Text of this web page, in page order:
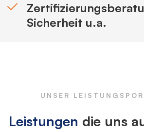
Sicherheit u.a.
UNSER
Leistungen die uns